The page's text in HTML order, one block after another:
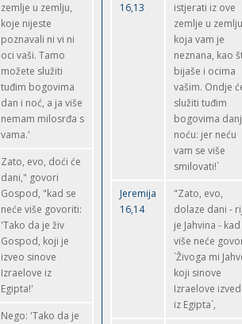
zemlje u zemlju,
koje nijeste
poznavali ni vi ni
oci vaši. Tamo
možete služiti
tuđim bogovima
dan i noć, a ja više
nemam milosrđa s
vama.'
Zato, evo, doći će
dani," govori
Gospod, "kad se
neće više govoriti:
'Tako da je živ
Gospod, koji je
izveo sinove
Izraelove iz
Egipta!'
Nego: 'Tako da je
16,13
istjerati iz ove
zemlje u
koja vam je
neznana, kao
bijaše i ocima
vašim. Ondje
služiti tuđim
bogovima
noću: jer neću
vam se više
smilovati!`
Jeremija
16,14
"Zato, evo,
dolaze dani -
je Jahvina -
više neće
`Živoga mi
koji sinove
Izraelove
iz Egipta`,